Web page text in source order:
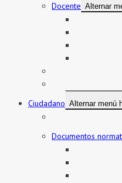
Docente Alternar
Ciudadano Alternar menú
Documentos